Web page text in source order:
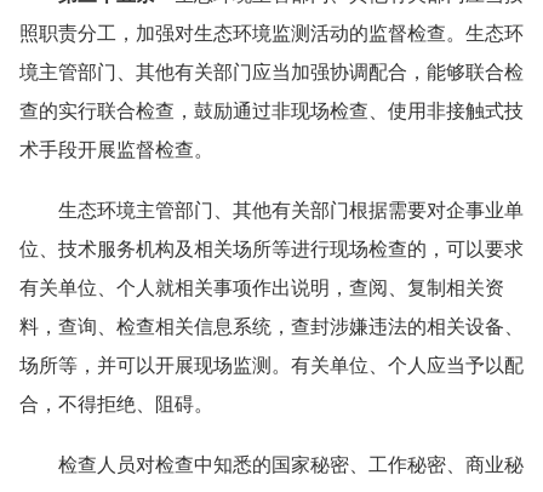
照职责分工，加强对生态环境监测活动的监督检查。生态环
境主管部门、其他有关部门应当加强协调配合，能够联合检
查的实行联合检查，鼓励通过非现场检查、使用非接触式技
术手段开展监督检查。
生态环境主管部门、其他有关部门根据需要对企事业单
位、技术服务机构及相关场所等进行现场检查的，可以要求
有关单位、个人就相关事项作出说明，查阅、复制相关资
料，查询、检查相关信息系统，查封涉嫌违法的相关设备、
场所等，并可以开展现场监测。有关单位、个人应当予以配
合，不得拒绝、阻碍。
检查人员对检查中知悉的国家秘密、工作秘密、商业秘